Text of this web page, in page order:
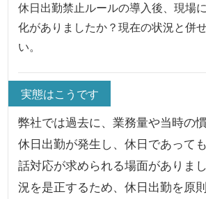
休日出勤禁止ルールの導入後、現場
化がありましたか？現在の状況と併
い。
実態はこうです
弊社では過去に、業務量や当時の
休日出勤が発生し、休日であって
話対応が求められる場面がありま
況を是正するため、休日出勤を原